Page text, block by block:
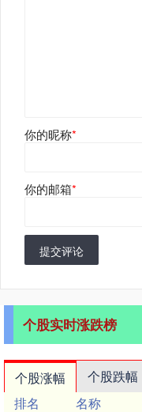
你的昵称*
你的邮箱*
提交评论
个股实时涨跌榜
个股涨幅 个股跌幅
排名
名称